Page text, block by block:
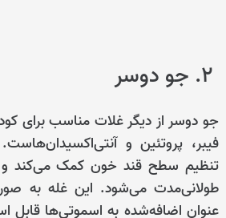
جو دوسر از دیگر غلات مناسب برای
فیبر، پروتئین و
تنظیم سطح قند خون کمک می‌کند
طولانی‌مدت می‌شود. این غله به
عنوان اضافه‌شده به اسموتی‌ها قابل